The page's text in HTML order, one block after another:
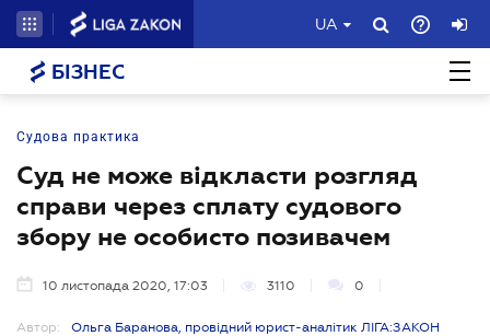
UA
БІЗНЕС
Судова практика
Суд не може відкласти розгляд
справи через сплату судового
збору не особисто позивачем
10 листопада 2020, 17:03 3110 0
Автор:
Ольга Баранова, провідний юрист-аналітик ЛІГА:ЗАКОН